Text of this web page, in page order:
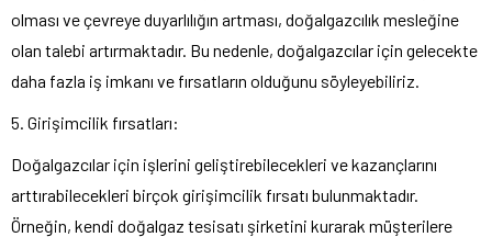
olması ve çevreye duyarlılığın artması, doğalgazcılık mesleğine
olan talebi artırmaktadır. Bu nedenle, doğalgazcılar için gelecekte
daha fazla iş imkanı ve fırsatların olduğunu söyleyebiliriz.
5. Girişimcilik fırsatları:
Doğalgazcılar için işlerini geliştirebilecekleri ve kazançlarını
arttırabilecekleri birçok girişimcilik fırsatı bulunmaktadır.
Örneğin, kendi doğalgaz tesisatı şirketini kurarak müşterilere